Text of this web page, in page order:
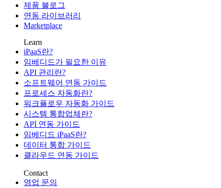
제품 블로그
연동 라이브러리
Marketplace
Learn
iPaaS란?
임베디드가 필요한 이유
API 관리란?
소프트웨어 연동 가이드
프로세스 자동화란?
워크플로우 자동화 가이드
시스템 통합업체란?
API 연동 가이드
임베디드 iPaaS란?
데이터 통합 가이드
클라우드 연동 가이드
Contact
영업 문의